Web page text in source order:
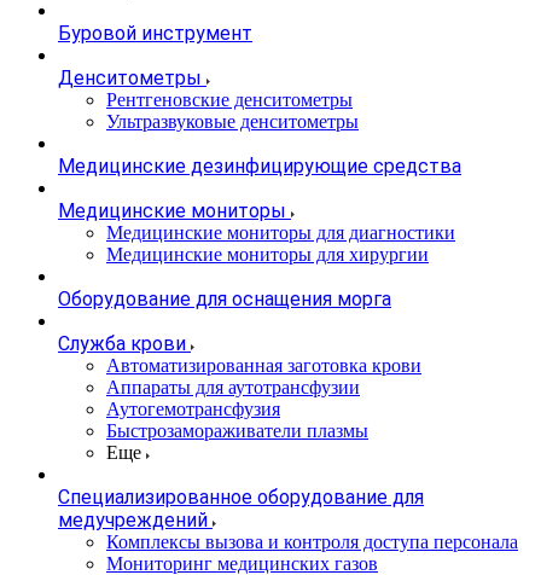
Буровой инструмент
Денситометры
Рентгеновские денситометры
Ультразвуковые денситометры
Медицинские дезинфицирующие средства
Медицинские мониторы
Медицинские мониторы для диагностики
Медицинские мониторы для хирургии
Оборудование для оснащения морга
Служба крови
Автоматизированная заготовка крови
Аппараты для аутотрансфузии
Аутогемотрансфузия
Быстрозамораживатели плазмы
Еще
Специализированное оборудование для
медучреждений
Комплексы вызова и контроля доступа персонала
Мониторинг медицинских газов